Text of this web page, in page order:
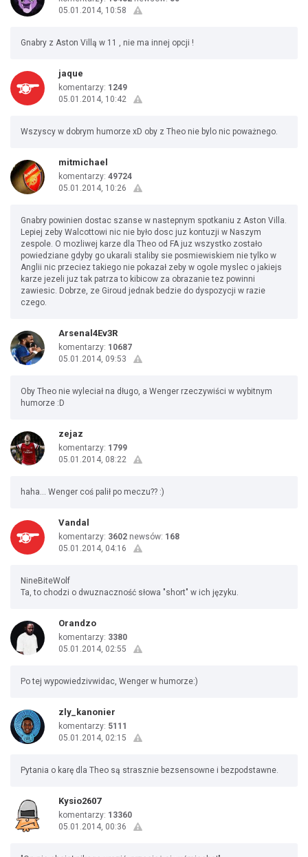
05.01.2014, 10:58
Gnabry z Aston Villą w 11 , nie ma innej opcji !
jaque
komentarzy: 1249
05.01.2014, 10:42
Wszyscy w dobrym humorze xD oby z Theo nie bylo nic poważnego.
mitmichael
komentarzy: 49724
05.01.2014, 10:26
Gnabry powinien dostac szanse w nastepnym spotkaniu z Aston Villa.
Lepiej zeby Walcottowi nic nie było dosc juz kontuzji w Naszym
zespole. O mozliwej karze dla Theo od FA juz wszystko zostało
powiedziane gdyby go ukarali staliby sie posmiewiskiem nie tylko w
Anglii nic przeciez takiego nie pokazał zeby w ogole myslec o jakiejs
karze jezeli juz tak patrza to kibicow za obrazanie tez powinni
zawiesic. Dobrze, ze Giroud jednak bedzie do dyspozycji w razie
czego.
Arsenal4Ev3R
komentarzy: 10687
05.01.2014, 09:53
Oby Theo nie wyleciał na długo, a Wenger rzeczywiści w wybitnym
humorze :D
zejaz
komentarzy: 1799
05.01.2014, 08:22
haha... Wenger coś palił po meczu?? :)
Vandal
komentarzy: 3602 newsów: 168
05.01.2014, 04:16
NineBiteWolf
Ta, to chodzi o dwuznaczność słowa "short" w ich języku.
Orandzo
komentarzy: 3380
05.01.2014, 02:55
Po tej wypowiedzivwidac, Wenger w humorze:)
zly_kanonier
komentarzy: 5111
05.01.2014, 02:15
Pytania o karę dla Theo są strasznie bezsensowne i bezpodstawne.
Kysio2607
komentarzy: 13360
05.01.2014, 00:36